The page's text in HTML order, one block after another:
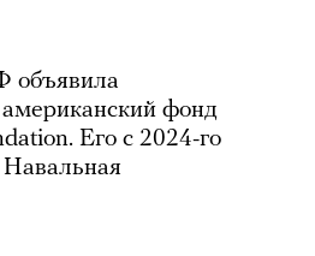
объявила
фонд
Его с 2024-го